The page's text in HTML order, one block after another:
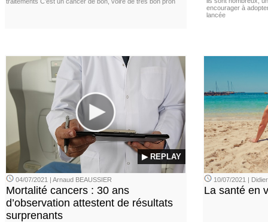
encourager à
lancée
▶ REPLAY
04/07/2021 | Arnaud BEAUSSIER
Mortalité cancers : 30 ans
d’observation attestent de résultats
surprenants
10/07/2021 |
La santé en